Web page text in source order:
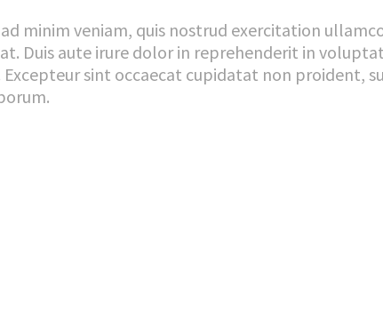
minim veniam, quis nostrud exercitation
Duis aute irure dolor in reprehenderit in
Excepteur sint occaecat cupidatat non proident,